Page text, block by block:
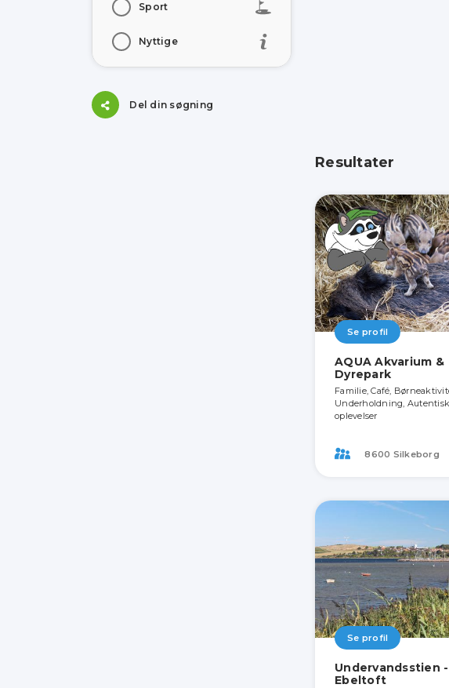
Sport
Nyttige
Del din søgning
Resultater
Se profil
AQUA Akvarium &
Dyrepark
Familie, Café,
Underholdning,
oplevelser
8600 Silkeborg
Se profil
Undervandsstien -
Ebeltoft